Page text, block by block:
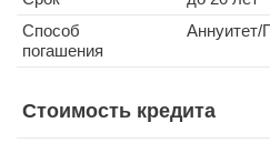
Способ
погашения
Аннуитет/
Стоимость кредита